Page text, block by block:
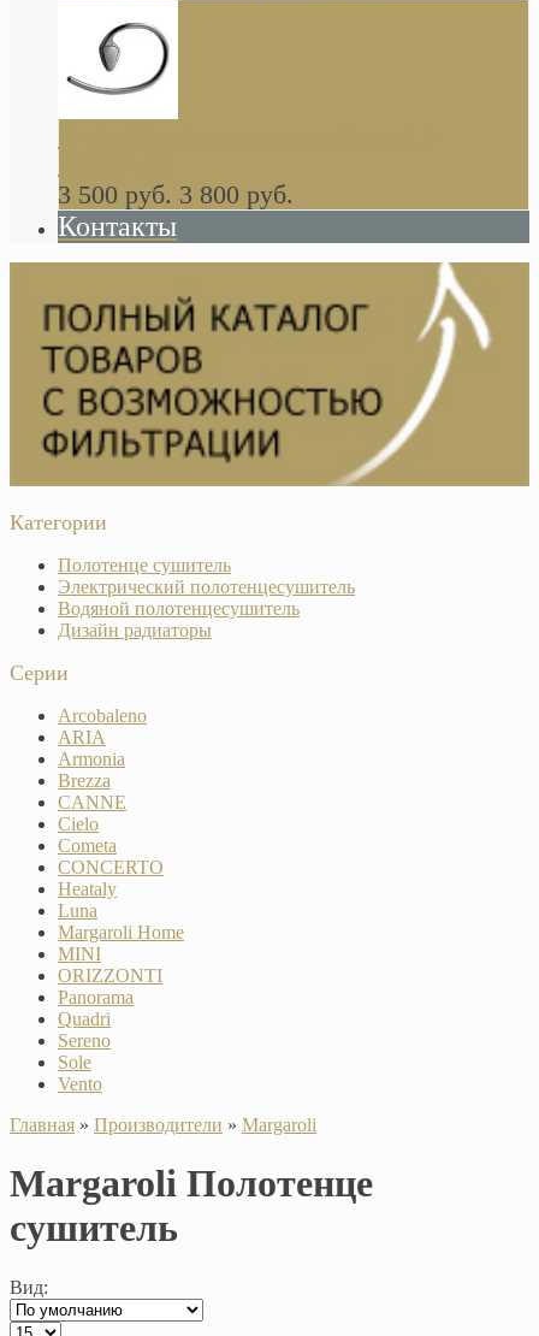
Khala Colombo аксессуары (серия) В
НАЛИЧИИ
3 500 руб. 3 800 руб.
Контакты
Категории
Полотенце сушитель
Электрический полотенцесушитель
Водяной полотенцесушитель
Дизайн радиаторы
Серии
Arcobaleno
ARIA
Armonia
Brezza
CANNE
Cielo
Cometa
CONCERTO
Heataly
Luna
Margaroli Home
MINI
ORIZZONTI
Panorama
Quadri
Sereno
Sole
Vento
Главная » Производители » Margaroli
Margaroli Полотенце
сушитель
Вид: